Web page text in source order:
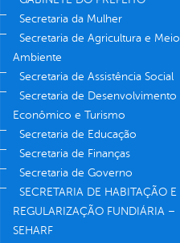
Secretaria da Mulher
Secretaria de Agricultura e Meio
Ambiente
Secretaria de Assistência Social
Secretaria de Desenvolvimento
Econômico e Turismo
Secretaria de Educação
Secretaria de Finanças
Secretaria de Governo
SECRETARIA DE HABITAÇÃO E
REGULARIZAÇÃO FUNDIÁRIA –
SEHARF